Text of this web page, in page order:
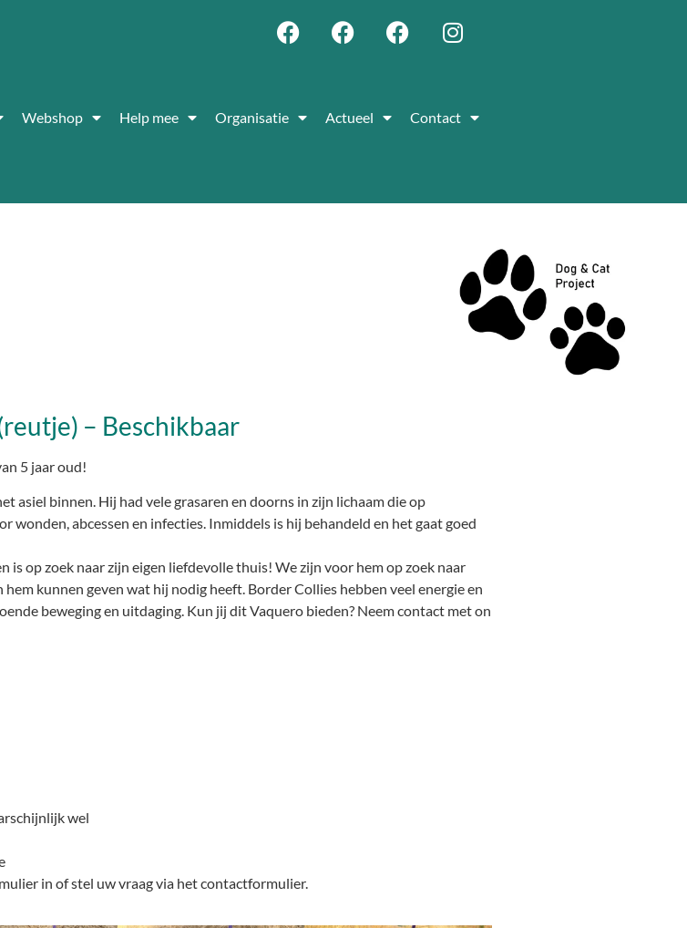
Webshop Help mee Organisatie Actueel Contact
– Beschikbaar
5 jaar oud!
asiel binnen. Hij had vele grasaren en doorns in zijn lichaam die op
wonden, abcessen en infecties. Inmiddels is hij behandeld en het gaat goed
is op zoek naar zijn eigen liefdevolle thuis! We zijn voor hem op zoek naar
kunnen geven wat hij nodig heeft. Border Collies hebben veel energie en
beweging en uitdaging. Kun jij dit Vaquero bieden? Neem contact met on
wel
in of stel uw vraag via het contactformulier.